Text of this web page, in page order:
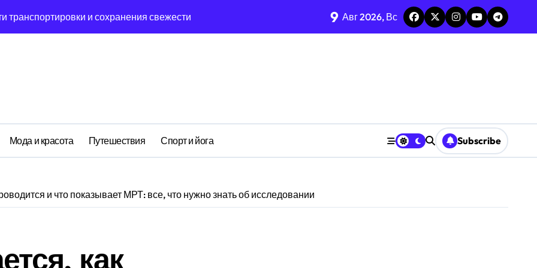
транспортировки и сохранения свежести
причина невыполнения задачи
дом
на дом: детоксикация и кодирование круглосуточно
холдинга
грамотность: как читать между строк
9 Авг 2026, Вс
Мода и красота Путешествия Спорт и йога Subscribe
и что показывает МРТ: все, что нужно знать об исследовании
как